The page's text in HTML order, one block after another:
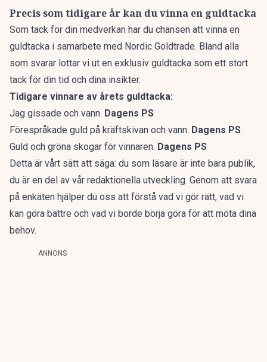
Precis som tidigare år kan du vinna en guldtacka
Som tack för din medverkan har du chansen att vinna en
guldtacka i samarbete med Nordic Goldtrade. Bland alla
som svarar lottar vi ut en exklusiv guldtacka som ett stort
tack för din tid och dina insikter.
Tidigare vinnare av årets guldtacka:
Jag gissade och vann. Dagens PS
Förespråkade guld på kräftskivan och vann. Dagens PS
Guld och gröna skogar för vinnaren. Dagens PS
Detta är vårt sätt att säga: du som läsare är inte bara publik,
du är en del av vår redaktionella utveckling. Genom att svara
på enkäten hjälper du oss att förstå vad vi gör rätt, vad vi
kan göra bättre och vad vi borde börja göra för att möta dina
behov.
ANNONS